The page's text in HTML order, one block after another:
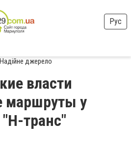
Рус
Надійне джерело
власти
маршруты у
"Н-транс"